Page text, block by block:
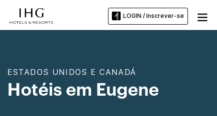
LOGIN / Inscrever-se
ESTADOS UNIDOS E CANADÁ
Hotéis em Eugene